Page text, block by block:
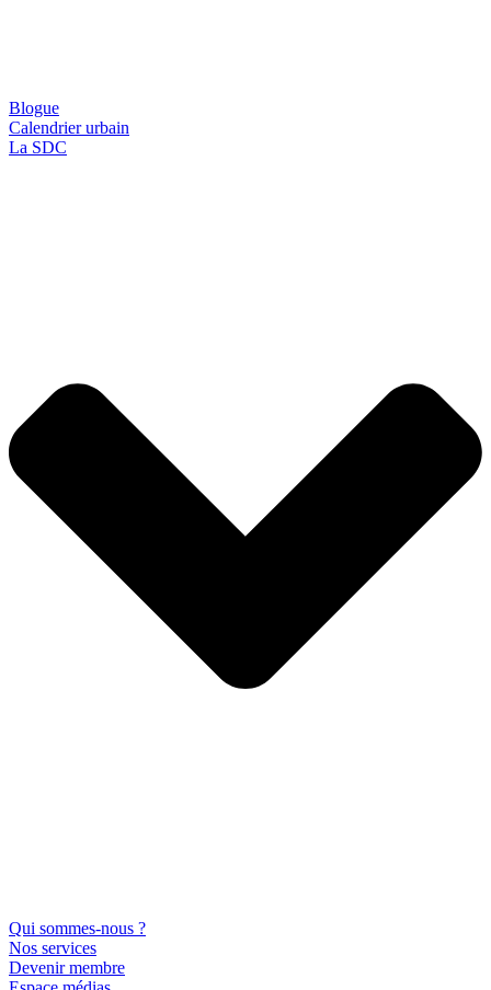
Blogue
Calendrier urbain
La SDC
Qui sommes-nous ?
Nos services
Devenir membre